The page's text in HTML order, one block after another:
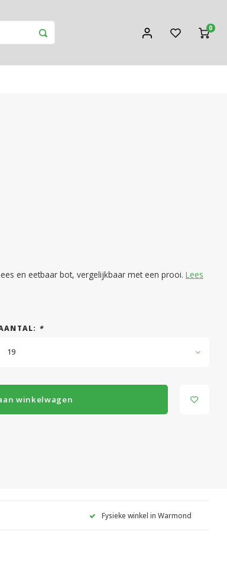
0
en eetbaar bot, vergelijkbaar met een prooi. Lees
*
19
winkelwagen
Fysieke winkel in Warmond